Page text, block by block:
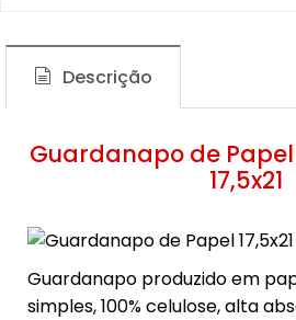
Descrição
Guardanapo de
17,5x21
Guardanapo produzido em
simples, 100% celulose, alta